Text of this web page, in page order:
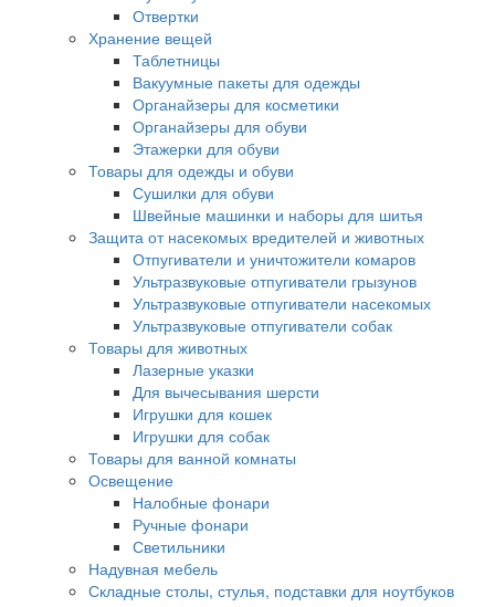
Отвертки
Хранение вещей
Таблетницы
Вакуумные пакеты для одежды
Органайзеры для косметики
Органайзеры для обуви
Этажерки для обуви
Товары для одежды и обуви
Сушилки для обуви
Швейные машинки и наборы для шитья
Защита от насекомых вредителей и животных
Отпугиватели и уничтожители комаров
Ультразвуковые отпугиватели грызунов
Ультразвуковые отпугиватели насекомых
Ультразвуковые отпугиватели собак
Товары для животных
Лазерные указки
Для вычесывания шерсти
Игрушки для кошек
Игрушки для собак
Товары для ванной комнаты
Освещение
Налобные фонари
Ручные фонари
Светильники
Надувная мебель
Складные столы, стулья, подставки для ноутбуков